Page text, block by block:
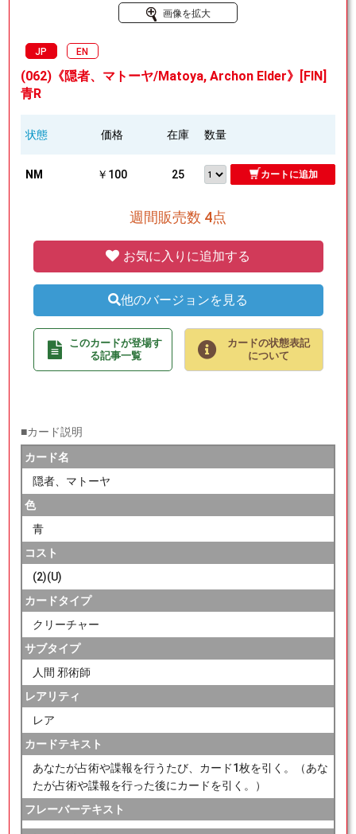
画像を拡大
JP EN
(062)《隠者、マトーヤ/Matoya, Archon Elder》[FIN]
青R
状態 価格 在庫 数量
NM ￥100 25 カートに追加
週間販売数 4点
お気に入りに追加する
他のバージョンを見る
このカードが登場す
る記事一覧
カードの状態表記
について
■カード説明
カード名
隠者、マトーヤ
色
青
コスト
(2)(U)
カードタイプ
クリーチャー
サブタイプ
人間 邪術師
レアリティ
レア
カードテキスト
あなたが占術や諜報を行うたび、カード1枚を引く。（あな
たが占術や諜報を行った後にカードを引く。）
フレーバーテキスト